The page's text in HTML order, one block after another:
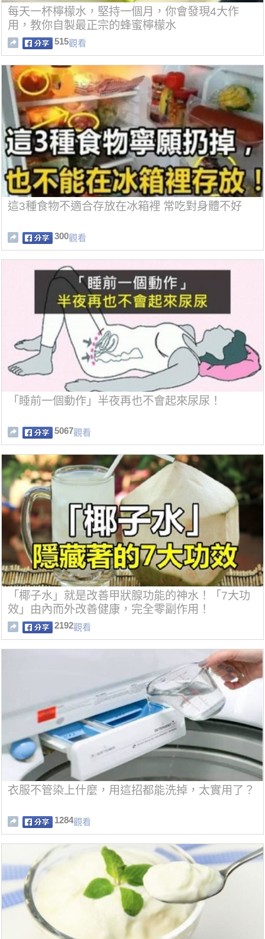
每天一杯檸檬水，堅持一個月，你會發現4大作
用，教你自製最正宗的蜂蜜檸檬水
515觀看
這3種食物不適合存放在冰箱裡 常吃對身體不好
300觀看
「睡前一個動作」半夜再也不會起來尿尿！
5067觀看
「椰子水」就是改善甲狀腺功能的神水！「7大功
效」由內而外改善健康，完全零副作用！
2192觀看
衣服不管染上什麼，用這招都能洗掉，太實用了？
1284觀看